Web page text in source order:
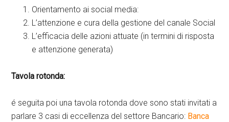
Orientamento ai social media:
L’attenzione e cura della gestione del canale Social
L’efficacia delle azioni attuate (in termini di risposta
e attenzione generata)
Tavola rotonda:
é seguita poi una tavola rotonda dove sono stati invitati a
parlare 3 casi di eccellenza del settore Bancario: Banca